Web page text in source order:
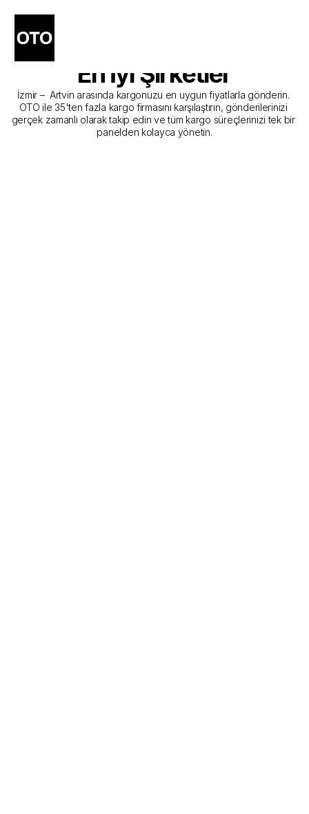
İzmir - Artvin Kargo
Gönderim Hizmeti Sunan
En İyi Şirketler
İzmir –  Artvin arasında kargonuzu en uygun fiyatlarla gönderin.
OTO ile 35'ten fazla kargo firmasını karşılaştırın, gönderilerinizi
gerçek zamanlı olarak takip edin ve tüm kargo süreçlerinizi tek bir
panelden kolayca yönetin.